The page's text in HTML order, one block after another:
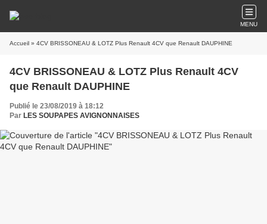
MENU
Accueil » 4CV BRISSONEAU & LOTZ Plus Renault 4CV que Renault DAUPHINE
4CV BRISSONEAU & LOTZ Plus Renault 4CV
que Renault DAUPHINE
Publié le 23/08/2019 à 18:12
Par LES SOUPAPES AVIGNONNAISES